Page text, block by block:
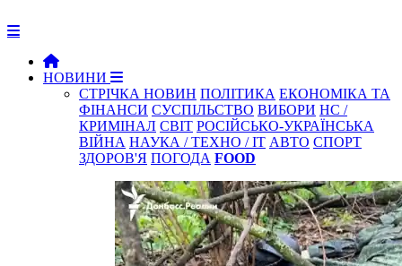
НОВИНИ
СТРІЧКА НОВИН ПОЛІТИКА ЕКОНОМІКА ТА
ФІНАНСИ СУСПІЛЬСТВО ВИБОРИ НС /
КРИМІНАЛ СВІТ РОСІЙСЬКО-УКРАЇНСЬКА
ВІЙНА НАУКА / ТЕХНО / IT АВТО СПОРТ
ЗДОРОВ'Я ПОГОДА FOOD